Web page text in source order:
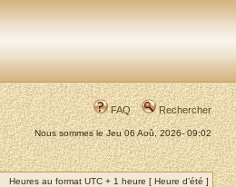
FAQ Rechercher
Nous sommes le Jeu 06 Aoû, 2026- 09:02
Heures au format UTC + 1 heure [ Heure d’été ]